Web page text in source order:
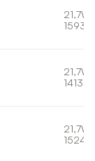
21,7W
1593lm
21,7W
1413lm
21,7W
1524lm